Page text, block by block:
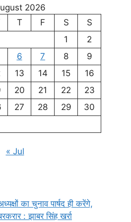
2026
T F S
S
1
2
6 7 8
9
13 14 15
16
20 21 22
23
27 28 29
30
« Jul
का चुनाव पार्षद ही करेंगे,
: झाबर सिंह खर्रा